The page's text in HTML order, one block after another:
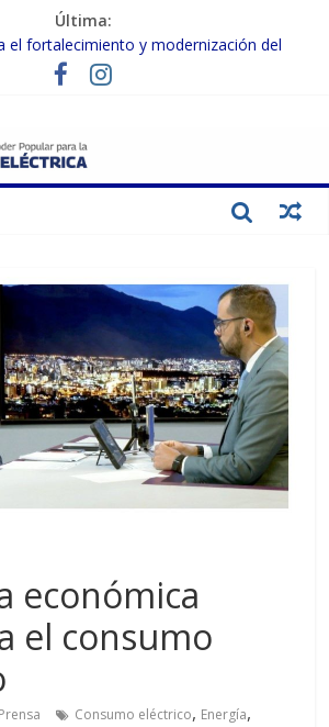
Última:
el fortalecimiento y modernización del
de rehabilitación en instalaciones del SEN
plan preventivo para fortalecer el SEN
Niño
el 50% de su capacidad de generación
económica
el consumo
Prensa Consumo eléctrico, Energía,